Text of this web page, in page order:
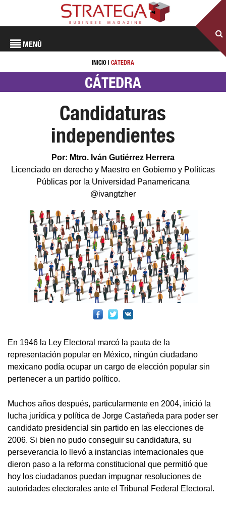
MENÚ
INICIO | CÁTEDRA
CÁTEDRA
Candidaturas
independientes
Por: Mtro. Iván Gutiérrez Herrera
Licenciado en derecho y Maestro en Gobierno y Políticas
Públicas por la Universidad Panamericana
@ivangtzher
En 1946 la Ley Electoral marcó la pauta de la
representación popular en México, ningún ciudadano
mexicano podía ocupar un cargo de elección popular sin
pertenecer a un partido político.
Muchos años después, particularmente en 2004, inició la
lucha jurídica y política de Jorge Castañeda para poder ser
candidato presidencial sin partido en las elecciones de
2006. Si bien no pudo conseguir su candidatura, su
perseverancia lo llevó a instancias internacionales que
dieron paso a la reforma constitucional que permitió que
hoy los ciudadanos puedan impugnar resoluciones de
autoridades electorales ante el Tribunal Federal Electoral.